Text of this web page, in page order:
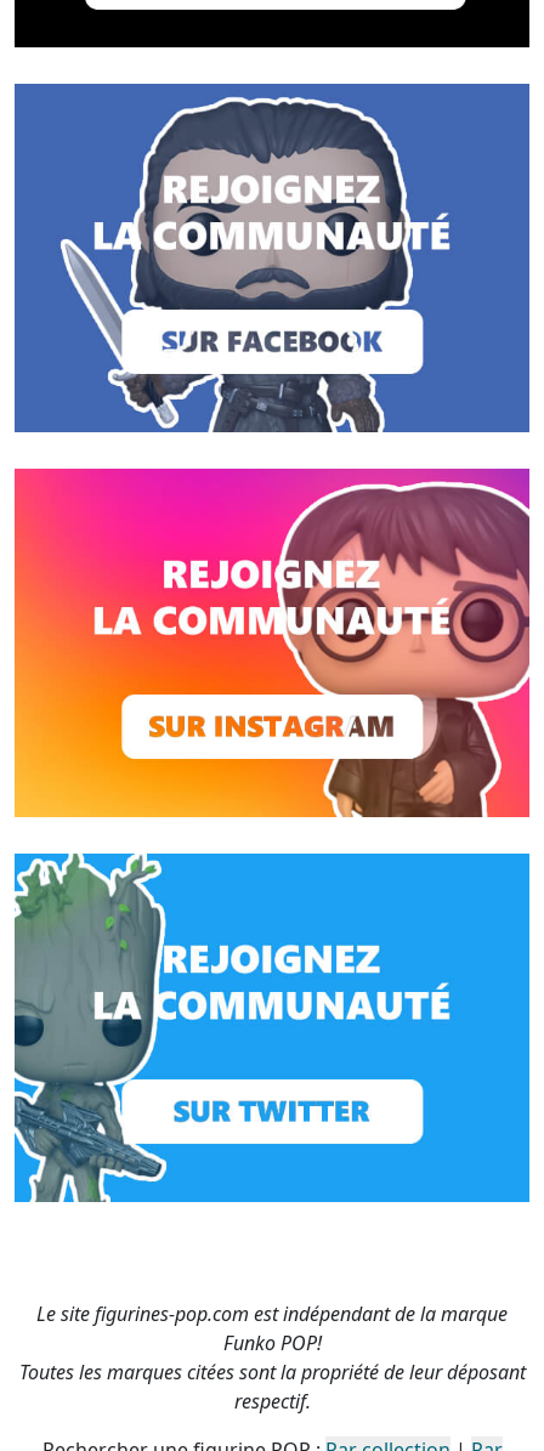
Le site figurines-pop.com est indépendant de la marque
Funko POP!
Toutes les marques citées sont la propriété de leur déposant
respectif.